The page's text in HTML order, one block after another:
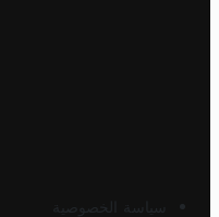
سياسة الخصوصية